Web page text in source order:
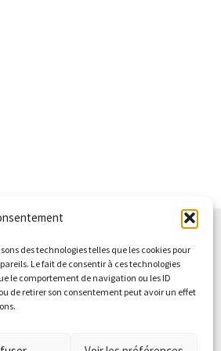
des technologies telles que les cookies pour
Le fait de consentir à ces technologies
le comportement de navigation ou les ID
de retirer son consentement peut avoir un effet